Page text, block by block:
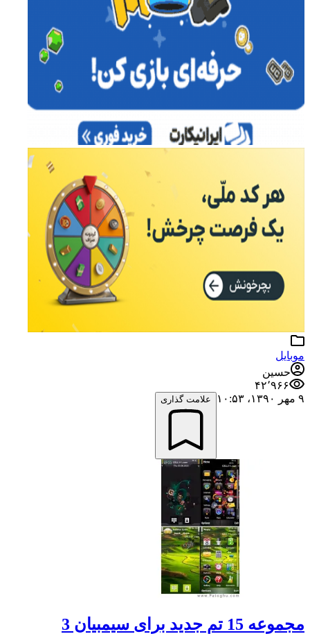
موبایل
حسین
۴۲٬۹۶۶
۹ مهر ۱۳۹۰،‏ ۱۰:۵۳
علامت گذاری
مجموعه 15 تم جدید برای سیمبیان 3